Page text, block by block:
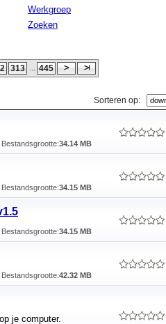
Werkgroep
Zoeken
313 ... 445
Sorteren op:
Bestandsgrootte:34.14 MB
Bestandsgrootte:34.15 MB
Bestandsgrootte:34.15 MB
Bestandsgrootte:42.32 MB
je computer.